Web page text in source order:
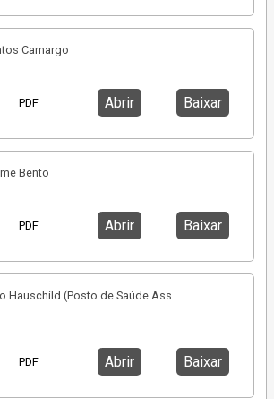
Camargo
PDF Abrir Baixar
Bento
PDF Abrir Baixar
Hauschild (Posto de Saúde Ass.
PDF Abrir Baixar